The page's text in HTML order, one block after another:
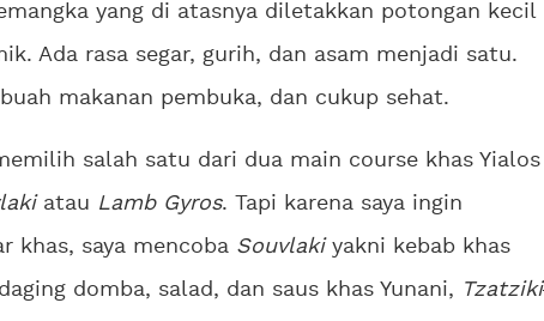
yang di atasnya diletakkan potongan kecil
Ada rasa segar, gurih, dan asam menjadi satu.
makanan pembuka, dan cukup sehat.
salah satu dari dua main course khas Yialos
atau Lamb Gyros. Tapi karena saya ingin
khas, saya mencoba Souvlaki yakni kebab khas
domba, salad, dan saus khas Yunani, Tzatziki